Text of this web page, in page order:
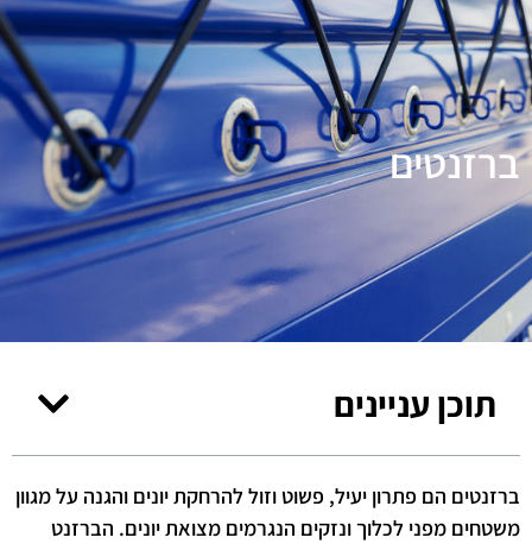
ברזנטים
תוכן עניינים
ברזנטים הם פתרון יעיל, פשוט וזול להרחקת יונים והגנה על מגוון
משטחים מפני לכלוך ונזקים הנגרמים מצואת יונים. הברזנט